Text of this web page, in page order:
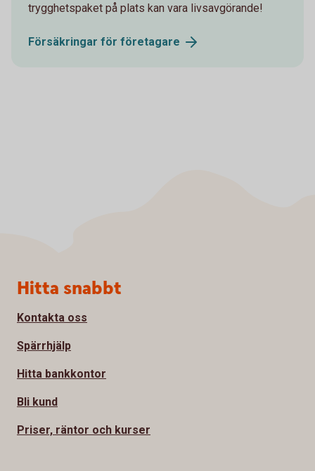
trygghetspaket på plats kan vara livsavgörande!
Försäkringar för företagare
Sidfot
Hitta snabbt
Kontakta oss
Spärrhjälp
Hitta bankkontor
Bli kund
Priser, räntor och kurser